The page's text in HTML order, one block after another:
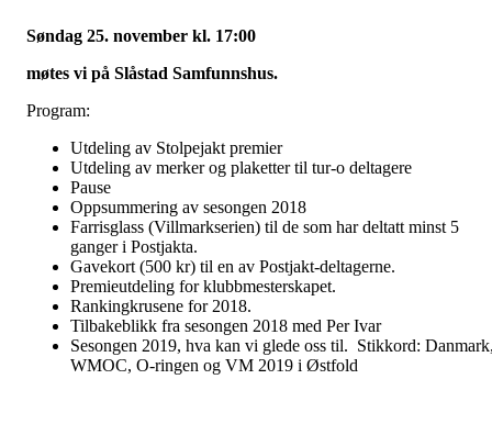
Søndag 25. november kl. 17:00
møtes vi på Slåstad Samfunnshus.
Program:
Utdeling av Stolpejakt premier
Utdeling av merker og plaketter til tur-o deltagere
Pause
Oppsummering av sesongen 2018
Farrisglass (Villmarkserien) til de som har deltatt minst 5
ganger i Postjakta.
Gavekort (500 kr) til en av Postjakt-deltagerne.
Premieutdeling for klubbmesterskapet.
Rankingkrusene for 2018.
Tilbakeblikk fra sesongen 2018 med Per Ivar
Sesongen 2019, hva kan vi glede oss til. Stikkord:
WMOC, O-ringen og VM 2019 i Østfold